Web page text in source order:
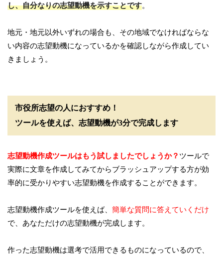
し、自分なりの志望動機を示すことです。
地元・地元以外いずれの場合も、その地域でなければならな
い内容の志望動機になっているかを確認しながら作成してい
きましょう。
市役所志望の人におすすめ！
ツールを使えば、志望動機が3分で完成します
志望動機作成ツールはもう試しましたでしょうか？ ツールで
実際に文章を作成してみてからブラッシュアップする方が効
率的に受かりやすい志望動機を作成することができます。
志望動機作成ツールを使えば、 簡単な質問に答えていくだけ
で、あなただけの志望動機が完成します。
作った志望動機は選考で活用できるものになっているので、